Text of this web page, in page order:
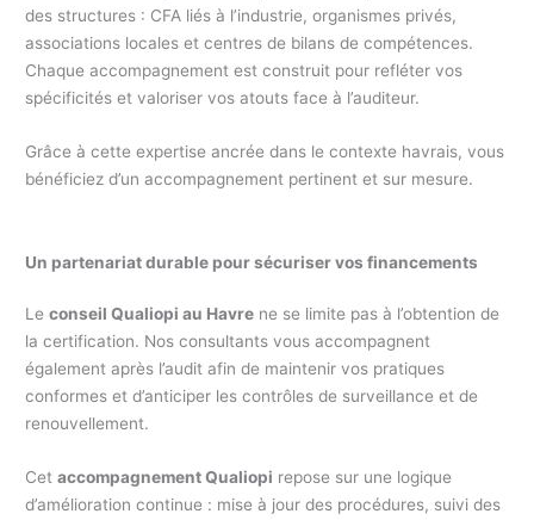
des structures : CFA liés à l’industrie, organismes privés,
associations locales et centres de bilans de compétences.
Chaque accompagnement est construit pour refléter vos
spécificités et valoriser vos atouts face à l’auditeur.
Grâce à cette expertise ancrée dans le contexte havrais, vous
bénéficiez d’un accompagnement pertinent et sur mesure.
Un partenariat durable pour sécuriser vos financements
Leconseil Qualiopi au Havre ne se limite pas à l’obtention de
la certification. Nos consultants vous accompagnent
également après l’audit afin de maintenir vos pratiques
conformes et d’anticiper les contrôles de surveillance et de
renouvellement.
Cetaccompagnement Qualiopi repose sur une logique
d’amélioration continue : mise à jour des procédures, suivi des